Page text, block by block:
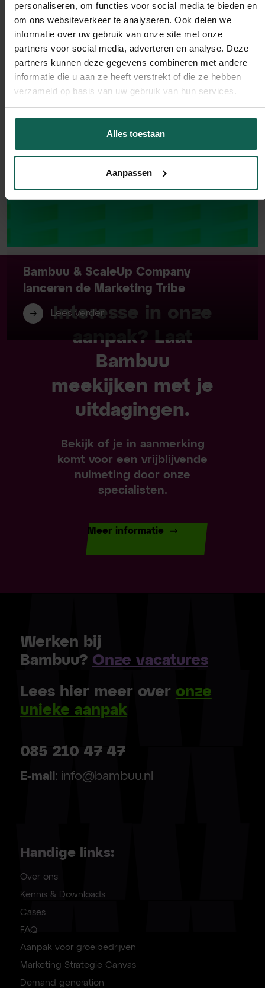
personaliseren, om functies voor social media te bieden en
om ons websiteverkeer te analyseren. Ook delen we
informatie over uw gebruik van onze site met onze
partners voor social media, adverteren en analyse. Deze
partners kunnen deze gegevens combineren met andere
informatie die u aan ze heeft verstrekt of die ze hebben
verzameld op basis van uw gebruik van hun services.
Alles toestaan
Aanpassen
Emerce100!
Lees verder
Bambuu & ScaleUp Company
lanceren de Marketing Tribe
Lees verder
Interesse in onze
aanpak? Laat
Bambuu
meekijken met je
uitdagingen.
Bekijk of je in aanmerking
komt voor een vrijblijvende
nulmeting door onze
specialisten.
Meer informatie
Werken bij
Bambuu? Onze vacatures
Lees hier meer over onze
unieke aanpak
085 210 47 47
E-mail : info@bambuu.nl
Handige links:
Over ons
Kennis & Downloads
Cases
FAQ
Aanpak voor groeibedrijven
Marketing Strategie Canvas
Demand generation